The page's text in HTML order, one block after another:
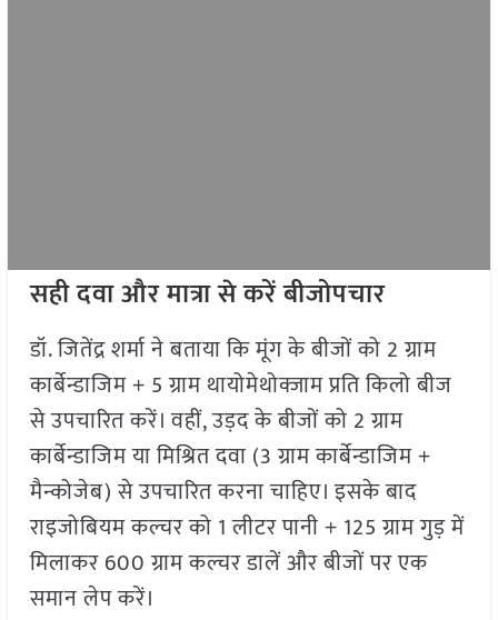
सही दवा और मात्रा से करें बीजोपचार
डॉ. जितेंद्र शर्मा ने बताया कि मूंग के बीजों को 2 ग्राम
कार्बेन्डाजिम + 5 ग्राम थायोमेथोक्जाम प्रति किलो बीज
से उपचारित करें। वहीं, उड़द के बीजों को 2 ग्राम
कार्बेन्डाजिम या मिश्रित दवा (3 ग्राम कार्बेन्डाजिम +
मैन्कोजेब) से उपचारित करना चाहिए। इसके बाद
राइजोबियम कल्चर को 1 लीटर पानी + 125 ग्राम गुड़ में
मिलाकर 600 ग्राम कल्चर डालें और बीजों पर एक
समान लेप करें।